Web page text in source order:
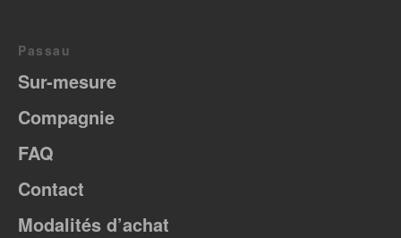
Passau
Sur-mesure
Compagnie
FAQ
Contact
Modalités d’achat